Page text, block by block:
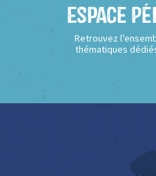
Espace
Retrouvez
thématiques